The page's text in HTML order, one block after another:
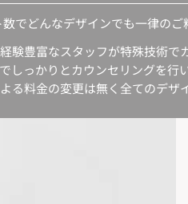
でどんなデザインでも一律のご
験豊富なスタッフが特殊技術で
しっかりとカウンセリングを
る料金の変更は無く全てのデザ